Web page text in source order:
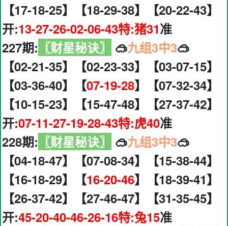
【17-18-25】【18-29-38】【20-22-43】
开:13-27-26-02-06-43特:猪31准
227期: 〖财星秘诀〗 🥽九组3中3🥽
【02-21-35】【02-23-33】【03-07-15】
【03-36-40】【07-19-28】【07-32-34】
【10-15-23】【15-47-48】【27-37-42】
开:07-11-27-19-28-43特:虎40准
228期: 〖财星秘诀〗 🥽九组3中3🥽
【04-18-47】【07-08-34】【15-38-44】
【16-18-29】【16-20-46】【18-39-41】
【26-37-42】【27-46-47】【31-35-45】
开:45-20-40-46-26-16特:兔15准